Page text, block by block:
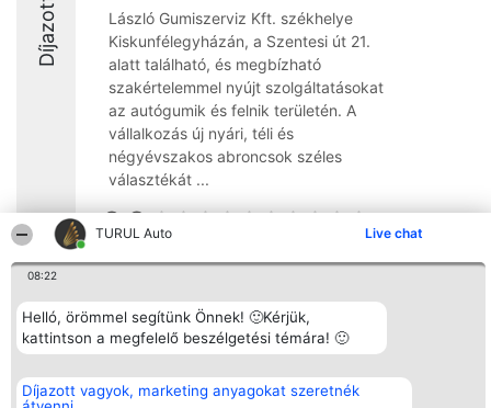
TURUL Auto Live chat
08:22
Helló, örömmel segítünk Önnek! 🙂Kérjük,
kattintson a megfelelő beszélgetési témára! 🙂
Díjazott vagyok, marketing anyagokat szeretnék
Díjazottak
László Gumiszerviz Kft. székhelye
Kiskunfélegyházán, a Szentesi út 21.
alatt található, és megbízható
szakértelemmel nyújt szolgáltatásokat
az autógumik és felnik területén. A
vállalkozás új nyári, téli és
négyévszakos abroncsok széles
választékát ...
9.2
Rangsorszervező
SC Beautiful Company S.R.L.
Bulevardul Aleea Timișul De
Sus Nr. 2, Bl. A30, Sc. A, Et.
Bukarest 53-238
Adószám 36737675
Népszavazás
Nyertesek
Az összes
díjazottak
Szabályok
Státusz
Elérhetőség